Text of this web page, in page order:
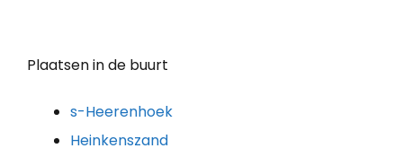
Plaatsen in de buurt
s-Heerenhoek
Heinkenszand